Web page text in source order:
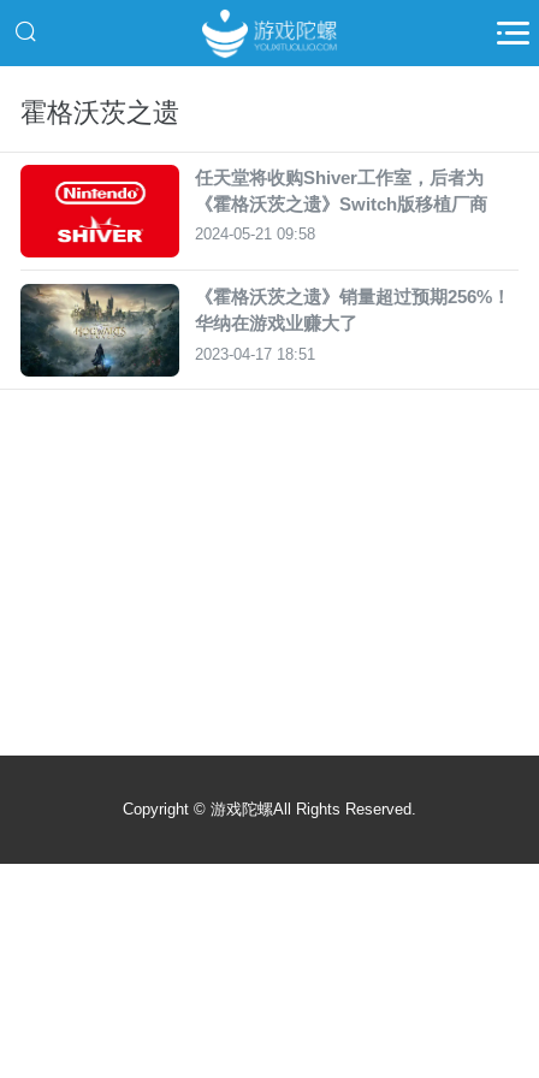
霍格沃茨之遗
任天堂将收购Shiver工作室，后者为
《霍格沃茨之遗》Switch版移植厂商
2024-05-21 09:58
《霍格沃茨之遗》销量超过预期256%！
华纳在游戏业赚大了
2023-04-17 18:51
Copyright © 游戏陀螺All Rights Reserved.